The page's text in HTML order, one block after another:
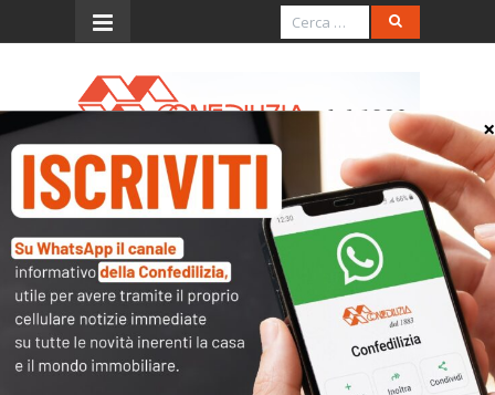
Menu
Archivio rassegna stampa
L’Unione Sarda – 28.8.2017 – Ipotesi
del Viminale: I migranti nelle case
confiscate alla mafia
Leggi